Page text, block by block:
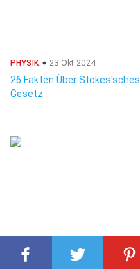
PHYSIK 23 Okt 2024
26 Fakten Über Stokes'sches
Gesetz